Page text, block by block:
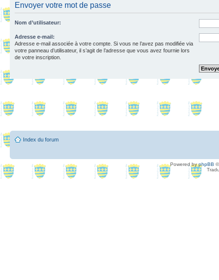
Envoyer votre mot de passe
Nom d’utilisateur:
Adresse e-mail:
Adresse e-mail associée à votre compte. Si vous ne l’avez pas modifiée via
votre panneau d’utilisateur, il s’agit de l’adresse que vous avez fournie lors
de votre inscription.
Index du forum
Powered byphpBB